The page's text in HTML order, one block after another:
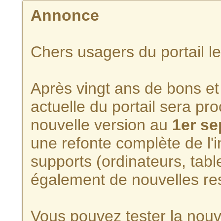
Annonce
Chers usagers du portail
Après vingt ans de bons
actuelle du portail sera
nouvelle version au 1er
une refonte complète de
supports (ordinateurs,
également de nouvelles
Vous pouvez tester la